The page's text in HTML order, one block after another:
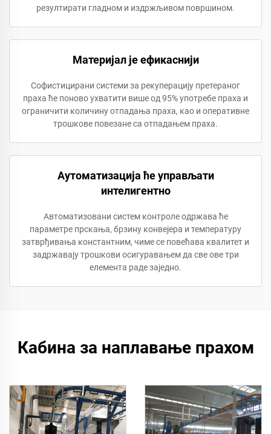
резултирати гладном и издржљивом површином.
Материјал је ефикаснији
Софистицирани системи за рекуперацију претераног
праха ће поново ухватити више од 95% употребе праха и
ограничити количину отпадања праха, као и оперативне
трошкове повезане са отпадањем праха.
Аутоматизација ће управљати
интелигентно
Автоматизовани систем контроле одржава ће
параметре прскања, брзину конвејера и температуру
затврђивања константним, чиме се повећава квалитет и
задржавају трошкови осигуравањем да све ове три
елемента раде заједно.
Кабина за наплавање прахом